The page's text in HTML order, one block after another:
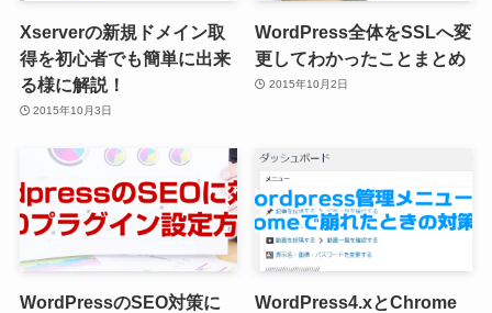
Xserverの新規ドメイン取
得を初心者でも簡単に出来
る様に解説！
2015年10月3日
WordPress全体をSSLへ変
更してわかったことまとめ
2015年10月2日
WordPressのSEO対策に
WordPress4.xとChrome